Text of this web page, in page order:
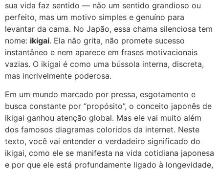
sua vida faz sentido — não um sentido grandioso ou
perfeito, mas um motivo simples e genuíno para
levantar da cama. No Japão, essa chama silenciosa tem
nome: ikigai. Ela não grita, não promete sucesso
instantâneo e nem aparece em frases motivacionais
vazias. O ikigai é como uma bússola interna, discreta,
mas incrivelmente poderosa.
Em um mundo marcado por pressa, esgotamento e
busca constante por “propósito”, o conceito japonês de
ikigai ganhou atenção global. Mas ele vai muito além
dos famosos diagramas coloridos da internet. Neste
texto, você vai entender o verdadeiro significado do
ikigai, como ele se manifesta na vida cotidiana japonesa
e por que ele está profundamente ligado à longevidade,